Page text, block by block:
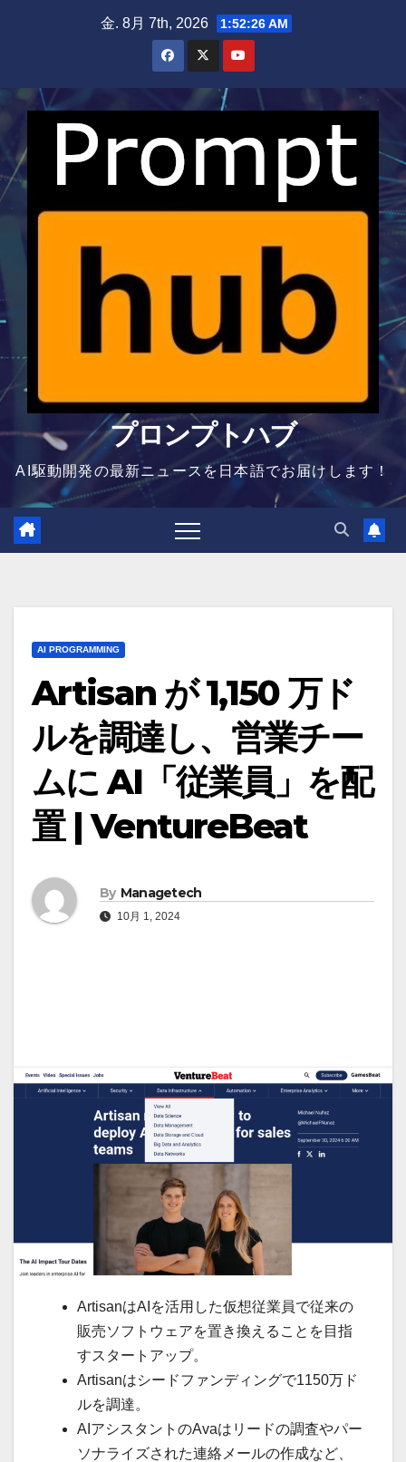
金. 8月 7th, 2026 1:52:27 AM
プロンプトハブ
AI駆動開発の最新ニュースを日本語でお届けします！
AI PROGRAMMING
Artisan が 1,150 万ド
ルを調達し、営業チー
ムに AI「従業員」を配
置 | VentureBeat
By Managetech
10月 1, 2024
ArtisanはAIを活用した仮想従業員で従来の
販売ソフトウェアを置き換えることを目指
すスタートアップ。
Artisanはシードファンディングで1150万ド
ルを調達。
AIアシスタントのAvaはリードの調査やパー
ソナライズされた連絡メールの作成など、